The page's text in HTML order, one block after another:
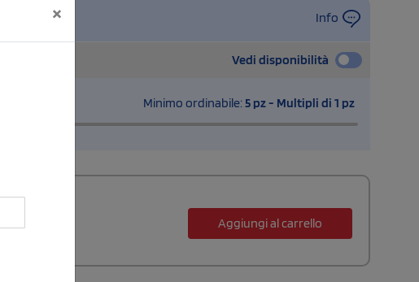
Info
Vedi disponibilità
Minimo ordinabile: 5 pz - Multipli di 1 pz
Aggiungi al carrello
×